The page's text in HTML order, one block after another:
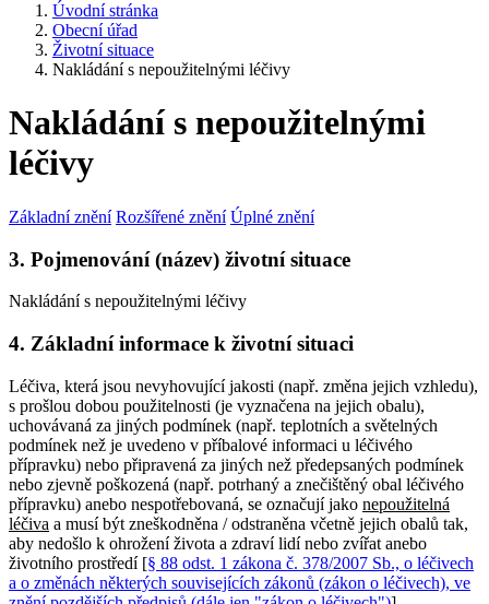
Úvodní stránka
Obecní úřad
Životní situace
Nakládání s nepoužitelnými léčivy
Nakládání s nepoužitelnými
léčivy
Základní znění Rozšířené znění Úplné znění
3. Pojmenování (název) životní situace
Nakládání s nepoužitelnými léčivy
4. Základní informace k životní situaci
Léčiva, která jsou nevyhovující jakosti (např. změna jejich vzhledu),
s prošlou dobou použitelnosti (je vyznačena na jejich obalu),
uchovávaná za jiných podmínek (např. teplotních a světelných
podmínek než je uvedeno v příbalové informaci u léčivého
přípravku) nebo připravená za jiných než předepsaných podmínek
nebo zjevně poškozená (např. potrhaný a znečištěný obal léčivého
přípravku) anebo nespotřebovaná, se označují jako nepoužitelná
léčiva a musí být zneškodněna / odstraněna včetně jejich obalů tak,
aby nedošlo k ohrožení života a zdraví lidí nebo zvířat anebo
životního prostředí [§ 88 odst. 1 zákona č. 378/2007 Sb., o léčivech
a o změnách některých souvisejících zákonů (zákon o léčivech), ve